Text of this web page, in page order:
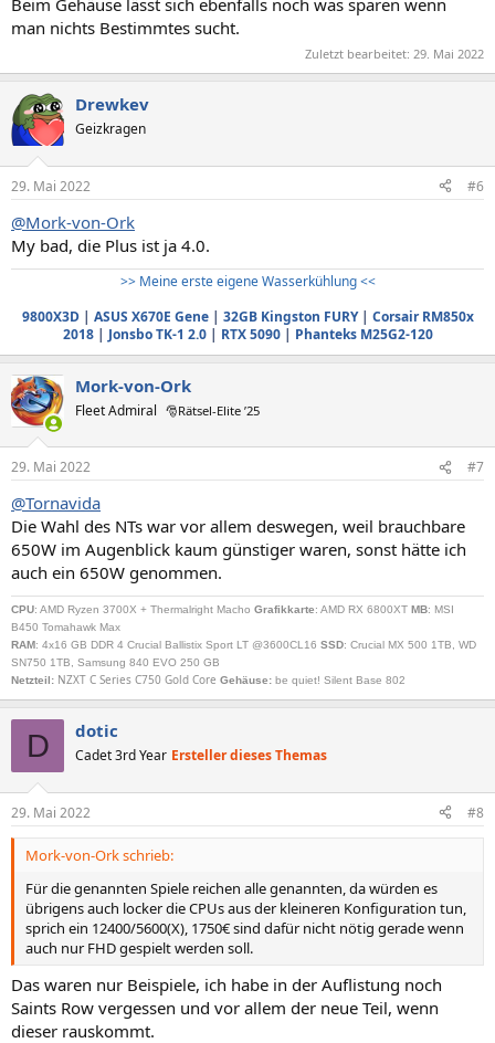
man nichts Bestimmtes sucht.
Zuletzt bearbeitet: 29. Mai 2022
Drewkev
Geizkragen
29. Mai 2022 #6
@Mork-von-Ork
My bad, die Plus ist ja 4.0.
>> Meine erste eigene Wasserkühlung <<
9800X3D| ASUS X670E Gene| 32GB Kingston FURY| Corsair RM850x
2018| Jonsbo TK-1 2.0| RTX 5090| Phanteks M25G2-120
Mork-von-Ork
Fleet Admiral 🎅Rätsel-Elite ’25
29. Mai 2022 #7
@Tornavida
Die Wahl des NTs war vor allem deswegen, weil brauchbare
650W im Augenblick kaum günstiger waren, sonst hätte ich
auch ein 650W genommen.
CPU: AMD Ryzen 3700X + Thermalright Macho Grafikkarte: AMD RX 6800XT MB: MSI
B450 Tomahawk Max
RAM: 4x16 GB DDR 4 Crucial Ballistix Sport LT @3600CL16 SSD: Crucial MX 500 1TB, WD
SN750 1TB, Samsung 840 EVO 250 GB
Netzteil: NZXT C Series C750 Gold Core Gehäuse: be quiet! Silent Base 802
D dotic
Cadet 3rd Year Ersteller dieses Themas
29. Mai 2022 #8
Mork-von-Ork schrieb:
Für die genannten Spiele reichen alle genannten, da würden es
übrigens auch locker die CPUs aus der kleineren Konfiguration tun,
sprich ein 12400/5600(X), 1750€ sind dafür nicht nötig gerade wenn
auch nur FHD gespielt werden soll.
Das waren nur Beispiele, ich habe in der Auflistung noch
Saints Row vergessen und vor allem der neue Teil, wenn
dieser rauskommt.